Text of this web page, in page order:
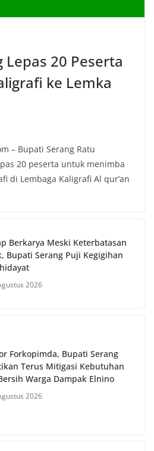
Lepas 20 Peserta
ke Lemka
– Bupati Serang Ratu
20 peserta untuk menimba
di Lembaga Kaligrafi Al qur’an
Berkarya Meski Keterbatasan
Bupati Serang Puji Kegigihan
2026
Forkopimda, Bupati Serang
Terus Mitigasi Kebutuhan
Warga Dampak Elnino
2026